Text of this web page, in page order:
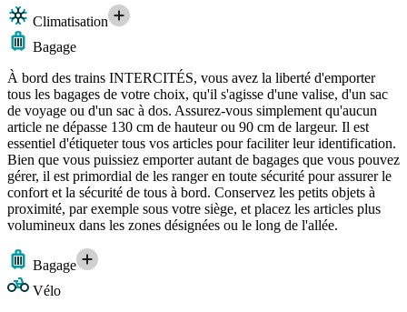
Climatisation
Bagage
À bord des trains INTERCITÉS, vous avez la liberté d'emporter
tous les bagages de votre choix, qu'il s'agisse d'une valise, d'un sac
de voyage ou d'un sac à dos. Assurez-vous simplement qu'aucun
article ne dépasse 130 cm de hauteur ou 90 cm de largeur. Il est
essentiel d'étiqueter tous vos articles pour faciliter leur identification.
Bien que vous puissiez emporter autant de bagages que vous pouvez
gérer, il est primordial de les ranger en toute sécurité pour assurer le
confort et la sécurité de tous à bord. Conservez les petits objets à
proximité, par exemple sous votre siège, et placez les articles plus
volumineux dans les zones désignées ou le long de l'allée.
Bagage
Vélo